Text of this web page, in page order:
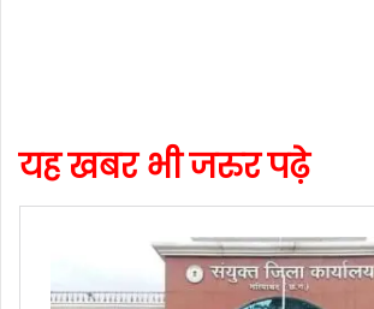
यह खबर भी जरुर पढ़े